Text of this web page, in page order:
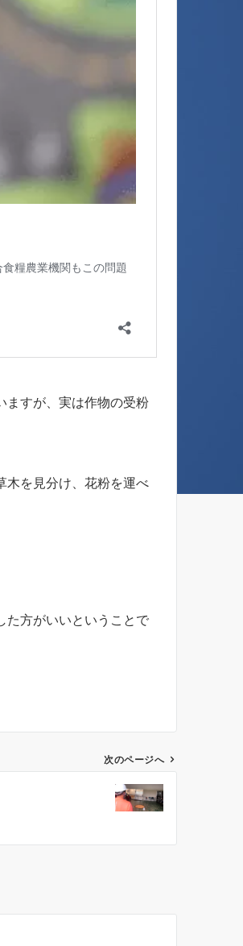
ますが、実は作物の受粉
木を見分け、花粉を運べ
た方がいいということで
次のページへ